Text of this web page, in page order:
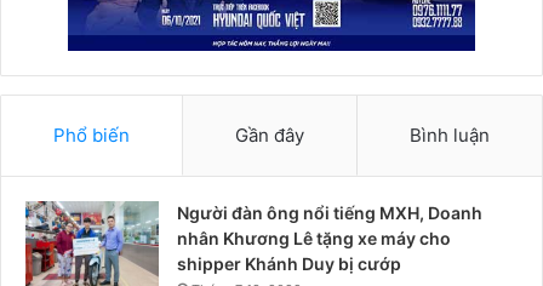
Phổ biến Gần đây Bình luận
Người đàn ông nổi tiếng MXH, Doanh
nhân Khương Lê tặng xe máy cho
shipper Khánh Duy bị cướp